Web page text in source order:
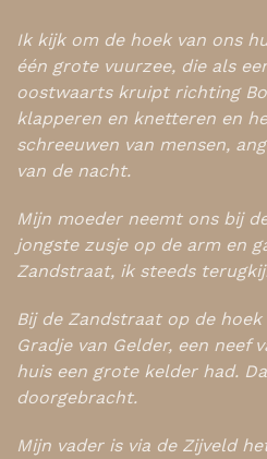
Ik kijk om de hoek van ons
één grote vuurzee, die als
oostwaarts kruipt richting
klapperen en knetteren en
schreeuwen van mensen,
van de nacht.
Mijn moeder neemt ons bij
jongste zusje op de arm en
Zandstraat, ik steeds
Bij de Zandstraat op de
Gradje van Gelder, een neef
huis een grote kelder had.
doorgebracht.
Mijn vader is via de Zijveld